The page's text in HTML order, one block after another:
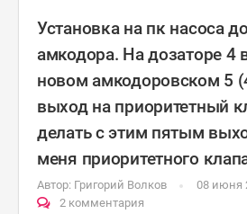
Установка на пк насоса
амкодора. На дозаторе 4
новом амкодоровском 5
выход на приоритетный
делать с этим пятым
меня приоритетного
Автор: Григорий Волков
08 июня
2 комментария